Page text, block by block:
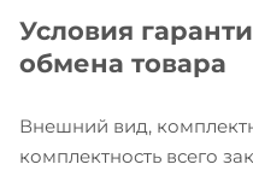
Условия
обмена товара
Внешний вид,
комплектность всего